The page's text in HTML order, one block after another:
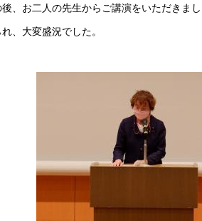
、お二人の先生からご講演をいただきまし
、大変盛況でした。